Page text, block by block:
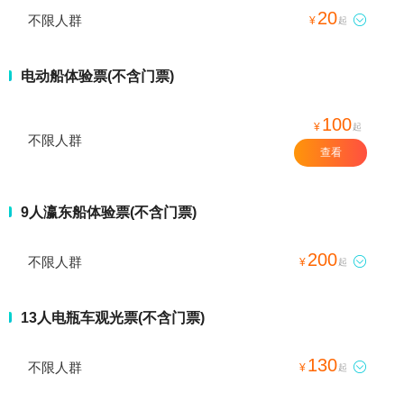
不限人群 ¥ 20起 
电动船体验票(不含门票)
不限人群
¥ 100起
查看
9人瀛东船体验票(不含门票)
不限人群 ¥ 200起 
13人电瓶车观光票(不含门票)
不限人群 ¥ 130起 